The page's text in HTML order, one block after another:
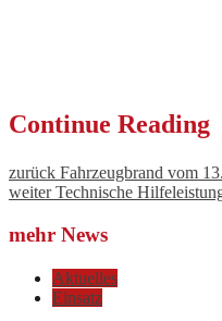
Continue Reading
zurück Fahrzeugbrand vom
weiterTechnische
mehr News
Aktuelles
Einsatz